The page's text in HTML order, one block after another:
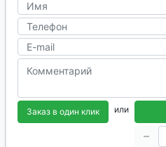
Заказ в один клик или